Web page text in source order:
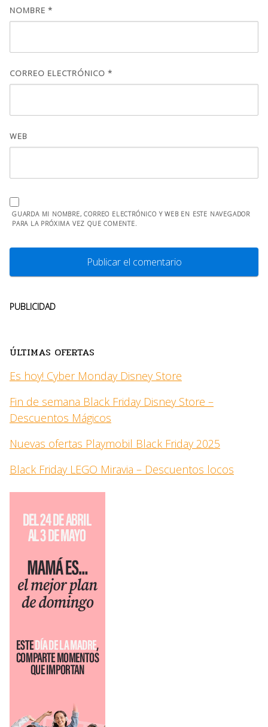
NOMBRE *
CORREO ELECTRÓNICO *
WEB
GUARDA MI NOMBRE, CORREO ELECTRÓNICO Y WEB EN ESTE NAVEGADOR
PARA LA PRÓXIMA VEZ QUE COMENTE.
PUBLICIDAD
ÚLTIMAS OFERTAS
Es hoy! Cyber Monday Disney Store
Fin de semana Black Friday Disney Store –
Descuentos Mágicos
Nuevas ofertas Playmobil Black Friday 2025
Black Friday LEGO Miravia – Descuentos locos